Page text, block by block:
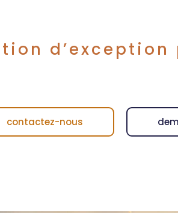
d’exception
contactez-nous